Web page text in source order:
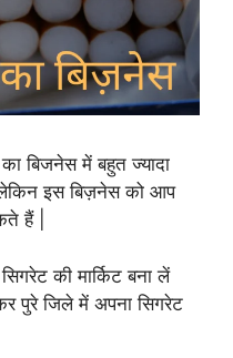
बिजनेस में बहुत ज्यादा
इस बिज़नेस को आप
हैं |
की मार्किट बना लें
पुरे जिले में अपना सिगरेट